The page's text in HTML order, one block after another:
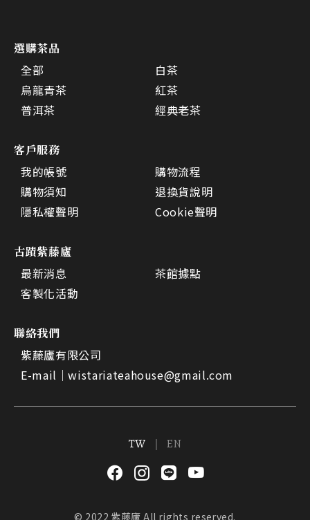
選購茶品
全部
白茶
烏龍青茶
紅茶
普洱茶
經典老茶
客戶服務
我的帳號
購物流程
購物須知
退換貨說明
隱私權聲明
Cookie聲明
古蹟紫藤廬
最新消息
茶館據點
客製化活動
聯絡我們
紫藤廬有限公司
E-mail｜wistariateahouse@gmail.com
TW EN
© 2022 紫藤廬 All rights reserved.